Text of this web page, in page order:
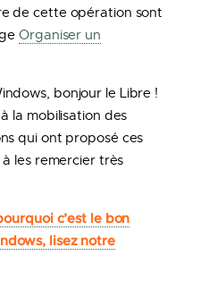
de cette opération sont
Organiser un
bonjour le Libre !
la mobilisation des
qui ont proposé ces
les remercier très
c’est le bon
lisez notre